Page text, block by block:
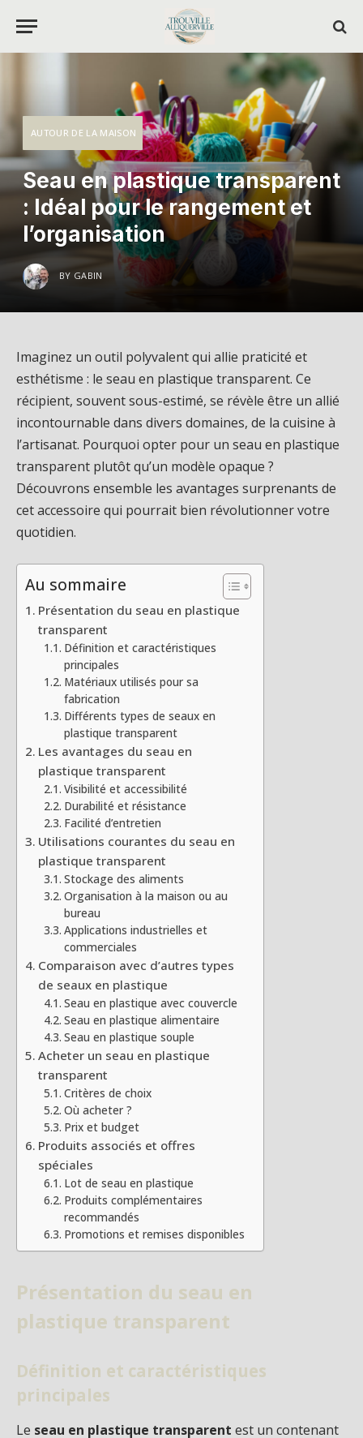
AUTOUR DE LA MAISON
Seau en plastique transparent
: Idéal pour le rangement et
l’organisation
BY GABIN
Imaginez un outil polyvalent qui allie praticité et
esthétisme : le seau en plastique transparent. Ce
récipient, souvent sous-estimé, se révèle être un allié
incontournable dans divers domaines, de la cuisine à
l’artisanat. Pourquoi opter pour un seau en plastique
transparent plutôt qu’un modèle opaque ?
Découvrons ensemble les avantages surprenants de
cet accessoire qui pourrait bien révolutionner votre
quotidien.
Au sommaire
Présentation du seau en plastique
transparent
Définition et caractéristiques
principales
Matériaux utilisés pour sa
fabrication
Différents types de seaux en
plastique transparent
Les avantages du seau en
plastique transparent
Visibilité et accessibilité
Durabilité et résistance
Facilité d’entretien
Utilisations courantes du seau en
plastique transparent
Stockage des aliments
Organisation à la maison ou au
bureau
Applications industrielles et
commerciales
Comparaison avec d’autres types
de seaux en plastique
Seau en plastique avec couvercle
Seau en plastique alimentaire
Seau en plastique souple
Acheter un seau en plastique
transparent
Critères de choix
Où acheter ?
Prix et budget
Produits associés et offres
spéciales
Lot de seau en plastique
Produits complémentaires
recommandés
Promotions et remises disponibles
Présentation du seau en
plastique transparent
Définition et caractéristiques
principales
Le seau en plastique transparent est un contenant